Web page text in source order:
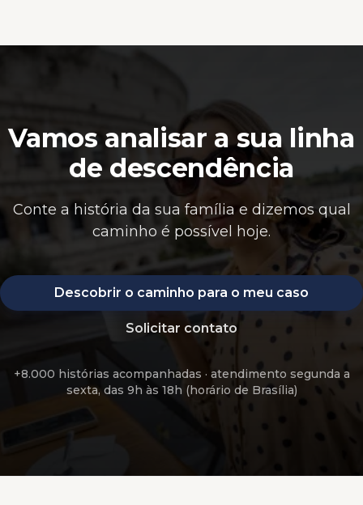
Vamos analisar a sua linha
de descendência
Conte a história da sua família e dizemos qual
caminho é possível hoje.
Descobrir o caminho para o meu caso
Solicitar contato
+8.000 histórias acompanhadas · atendimento segunda a
sexta, das 9h às 18h (horário de Brasília)